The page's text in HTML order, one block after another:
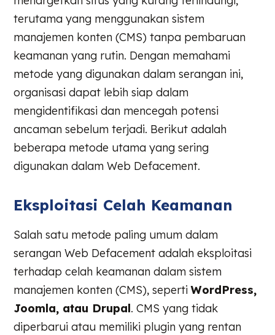
terutama yang menggunakan sistem
manajemen konten (CMS) tanpa pembaruan
keamanan yang rutin. Dengan memahami
metode yang digunakan dalam serangan ini,
organisasi dapat lebih siap dalam
mengidentifikasi dan mencegah potensi
ancaman sebelum terjadi. Berikut adalah
beberapa metode utama yang sering
digunakan dalam Web Defacement.
Eksploitasi Celah Keamanan
Salah satu metode paling umum dalam
serangan Web Defacement adalah eksploitasi
terhadap celah keamanan dalam sistem
manajemen konten (CMS), sepertiWordPress,
Joomla, atau Drupal. CMS yang tidak
diperbarui atau memiliki plugin yang rentan